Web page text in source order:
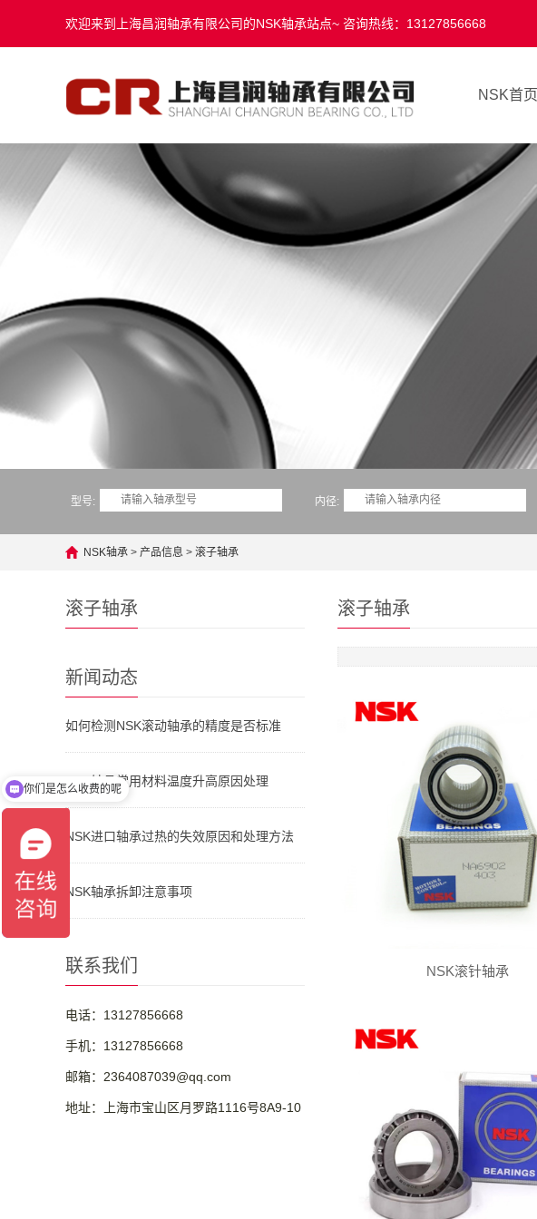
欢迎来到上海昌润轴承有限公司的NSK轴承站点~ 咨询热线：13127856668
NSK首页
型号: 内径:
NSK轴承 > 产品信息 > 滚子轴承
滚子轴承
新闻动态
如何检测NSK滚动轴承的精度是否标准
NSK轴承常用材料温度升高原因处理
NSK进口轴承过热的失效原因和处理方法
NSK轴承拆卸注意事项
联系我们
电话：13127856668
手机：13127856668
邮箱：2364087039@qq.com
地址：上海市宝山区月罗路1116号8A9-10
滚子轴承
NSK滚针轴承
现在有优惠活动吗